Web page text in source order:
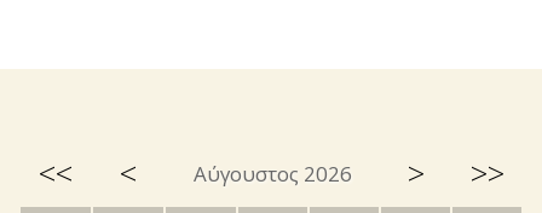
<< < Αύγουστος 2026 > >>